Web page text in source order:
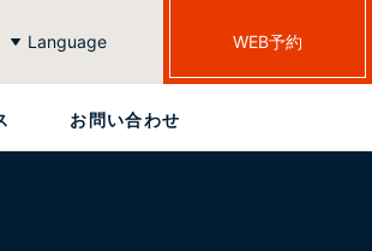
Language
文
文
WEB予約
お問い合わせ